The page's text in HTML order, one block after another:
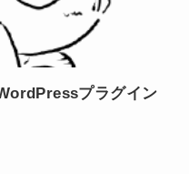
プラグイン